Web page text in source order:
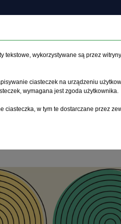
Czasopisma
tekstowe, wykorzystywane są przez
ciasteczek na urządzeniu
wymagana jest zgoda użytkownika.
ciasteczka, w tym te dostarczane przez